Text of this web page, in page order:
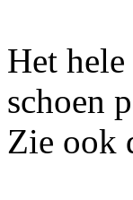
Het
schoen
Zie ook